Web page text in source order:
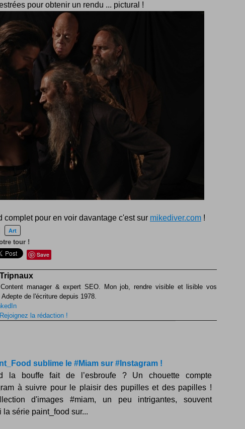
pour obtenir un rendu ... pictural !
complet pour en voir davantage c'est sur mikediver.com !
Art
tour !
Save
manager & expert SEO. Mon job, rendre visible et lisible vos
de l'écriture depuis 1978.
Rejoignez la rédaction !
sublime le #Miam sur #Instagram !
la bouffe fait de l’esbroufe ? Un chouette compte
à suivre pour le plaisir des pupilles et des papilles !
d'images #miam, un peu intrigantes, souvent
la série paint_food sur...